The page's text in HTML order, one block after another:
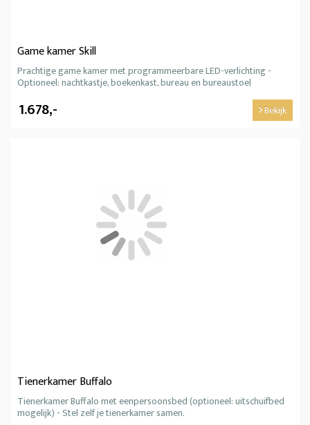
Game kamer Skill
Prachtige game kamer met programmeerbare LED-verlichting -
Optioneel: nachtkastje, boekenkast, bureau en bureaustoel
1.678,- Bekijk
Tienerkamer Buffalo
Tienerkamer Buffalo met eenpersoonsbed (optioneel: uitschuifbed
mogelijk) - Stel zelf je tienerkamer samen.